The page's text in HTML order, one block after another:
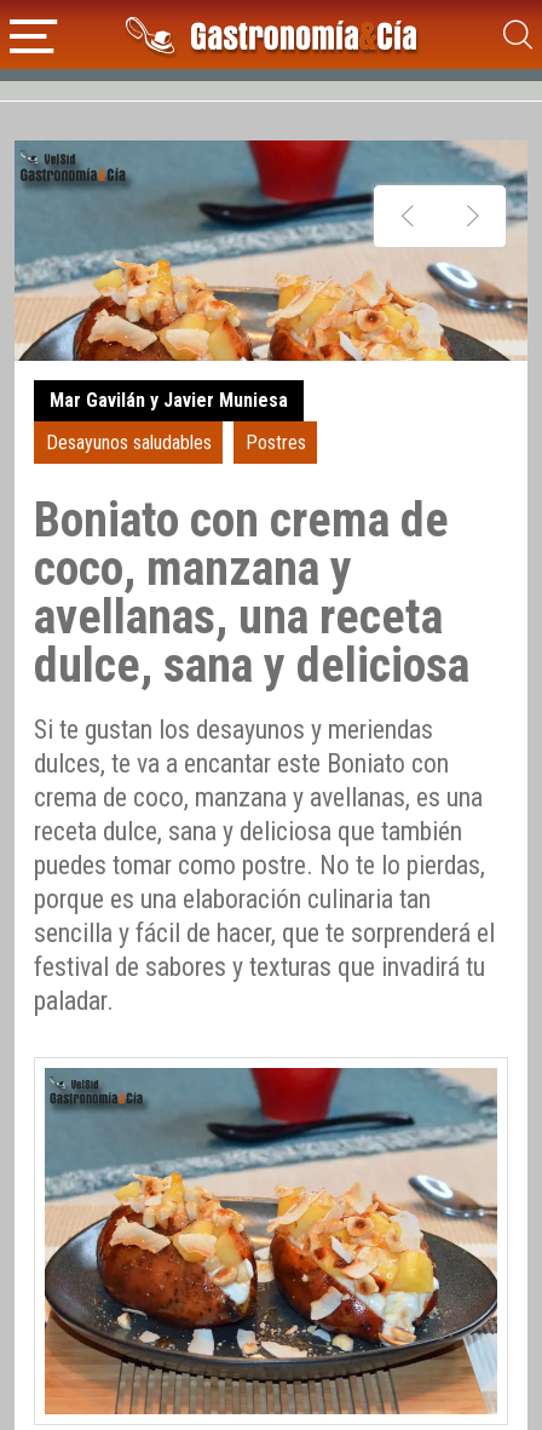
Mar Gavilán y Javier Muniesa
Desayunos saludables
Postres
Boniato con crema de
coco, manzana y
avellanas, una receta
dulce, sana y deliciosa
Si te gustan los desayunos y meriendas
dulces, te va a encantar este Boniato con
crema de coco, manzana y avellanas, es una
receta dulce, sana y deliciosa que también
puedes tomar como postre. No te lo pierdas,
porque es una elaboración culinaria tan
sencilla y fácil de hacer, que te sorprenderá el
festival de sabores y texturas que invadirá tu
paladar.